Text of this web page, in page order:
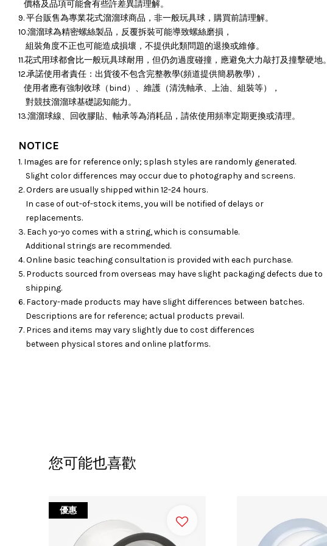
價格及品項可能會有些許差異請理解。
9. 平台販售為專業花式溜溜球商品，非一般玩具球，購買前請理解。
10.溜溜球為精密螺絲製品，反覆拆裝可能導致螺絲磨損，
組裝角度不正也可能造成損壞， 不提供此類問題的退換或維修。
11.花式用球都會比一般玩具球耐用，但仍勿過度碰撞，應避免大力敲打及撞擊硬地。
12.承諾使用者責任：出貨後不包含完整教學(頻道提供簡易教學)，
使用者應有強制收球（bind）、維護（清洗軸承、上油、組裝等），
對競技溜溜球基礎認知能力。
13.溜溜球線、回收膠貼、軸承等為消耗品，請依使用頻率定期更換或清理。
NOTICE
1. Images are for reference only; splash styles are randomly generated.
Slight color differences may occur due to photography and screens.
2. Orders are usually shipped within 12-24 hours.
In case of out-of-stock items, you will be notified of delays or
replacements.
3. Each yo-yo comes with a string, which is consumable.
Additional strings are recommended.
4. Online basic teaching consultation is provided with each purchase.
5. Products sourced from overseas may have slight packaging defects due to
shipping.
6. Factory-made products may have slight differences between batches.
Descriptions are for reference; actual products prevail.
7. Prices and items may vary slightly due to cost differences
between physical stores and online platforms.
您可能也喜歡
優惠